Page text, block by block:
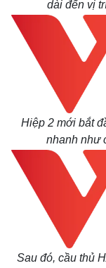
dài đến vị
Hiệp 2 mới bắt
nhanh như
Sau đó, cầu thủ